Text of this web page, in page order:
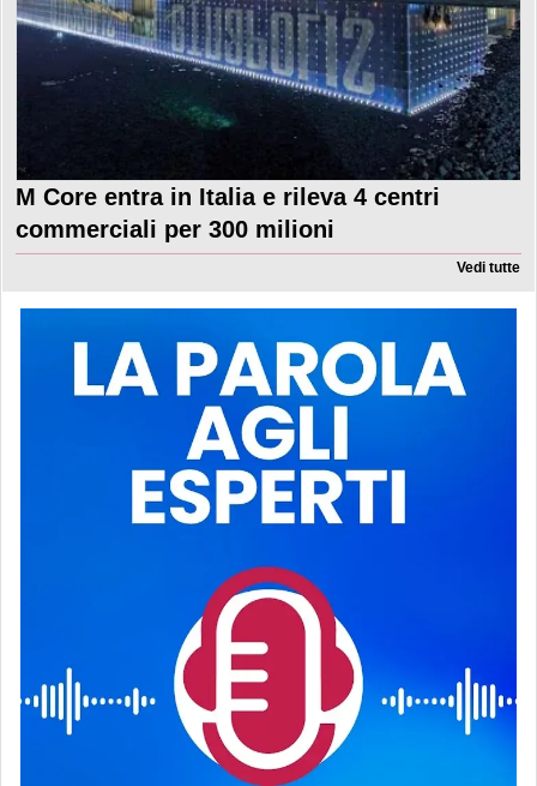
M Core entra in Italia e rileva 4 centri
commerciali per 300 milioni
Vedi tutte